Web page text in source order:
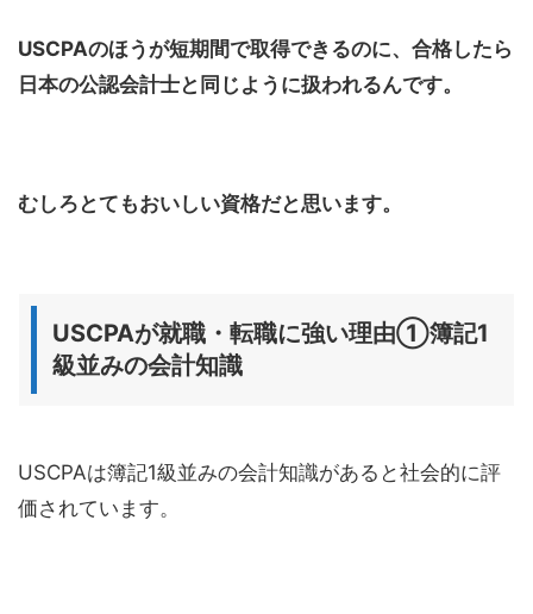
USCPAのほうが短期間で取得できるのに、合格したら
日本の公認会計士と同じように扱われるんです。
むしろとてもおいしい資格だと思います。
USCPAが就職・転職に強い理由①簿記1
級並みの会計知識
USCPAは簿記1級並みの会計知識があると社会的に評
価されています。